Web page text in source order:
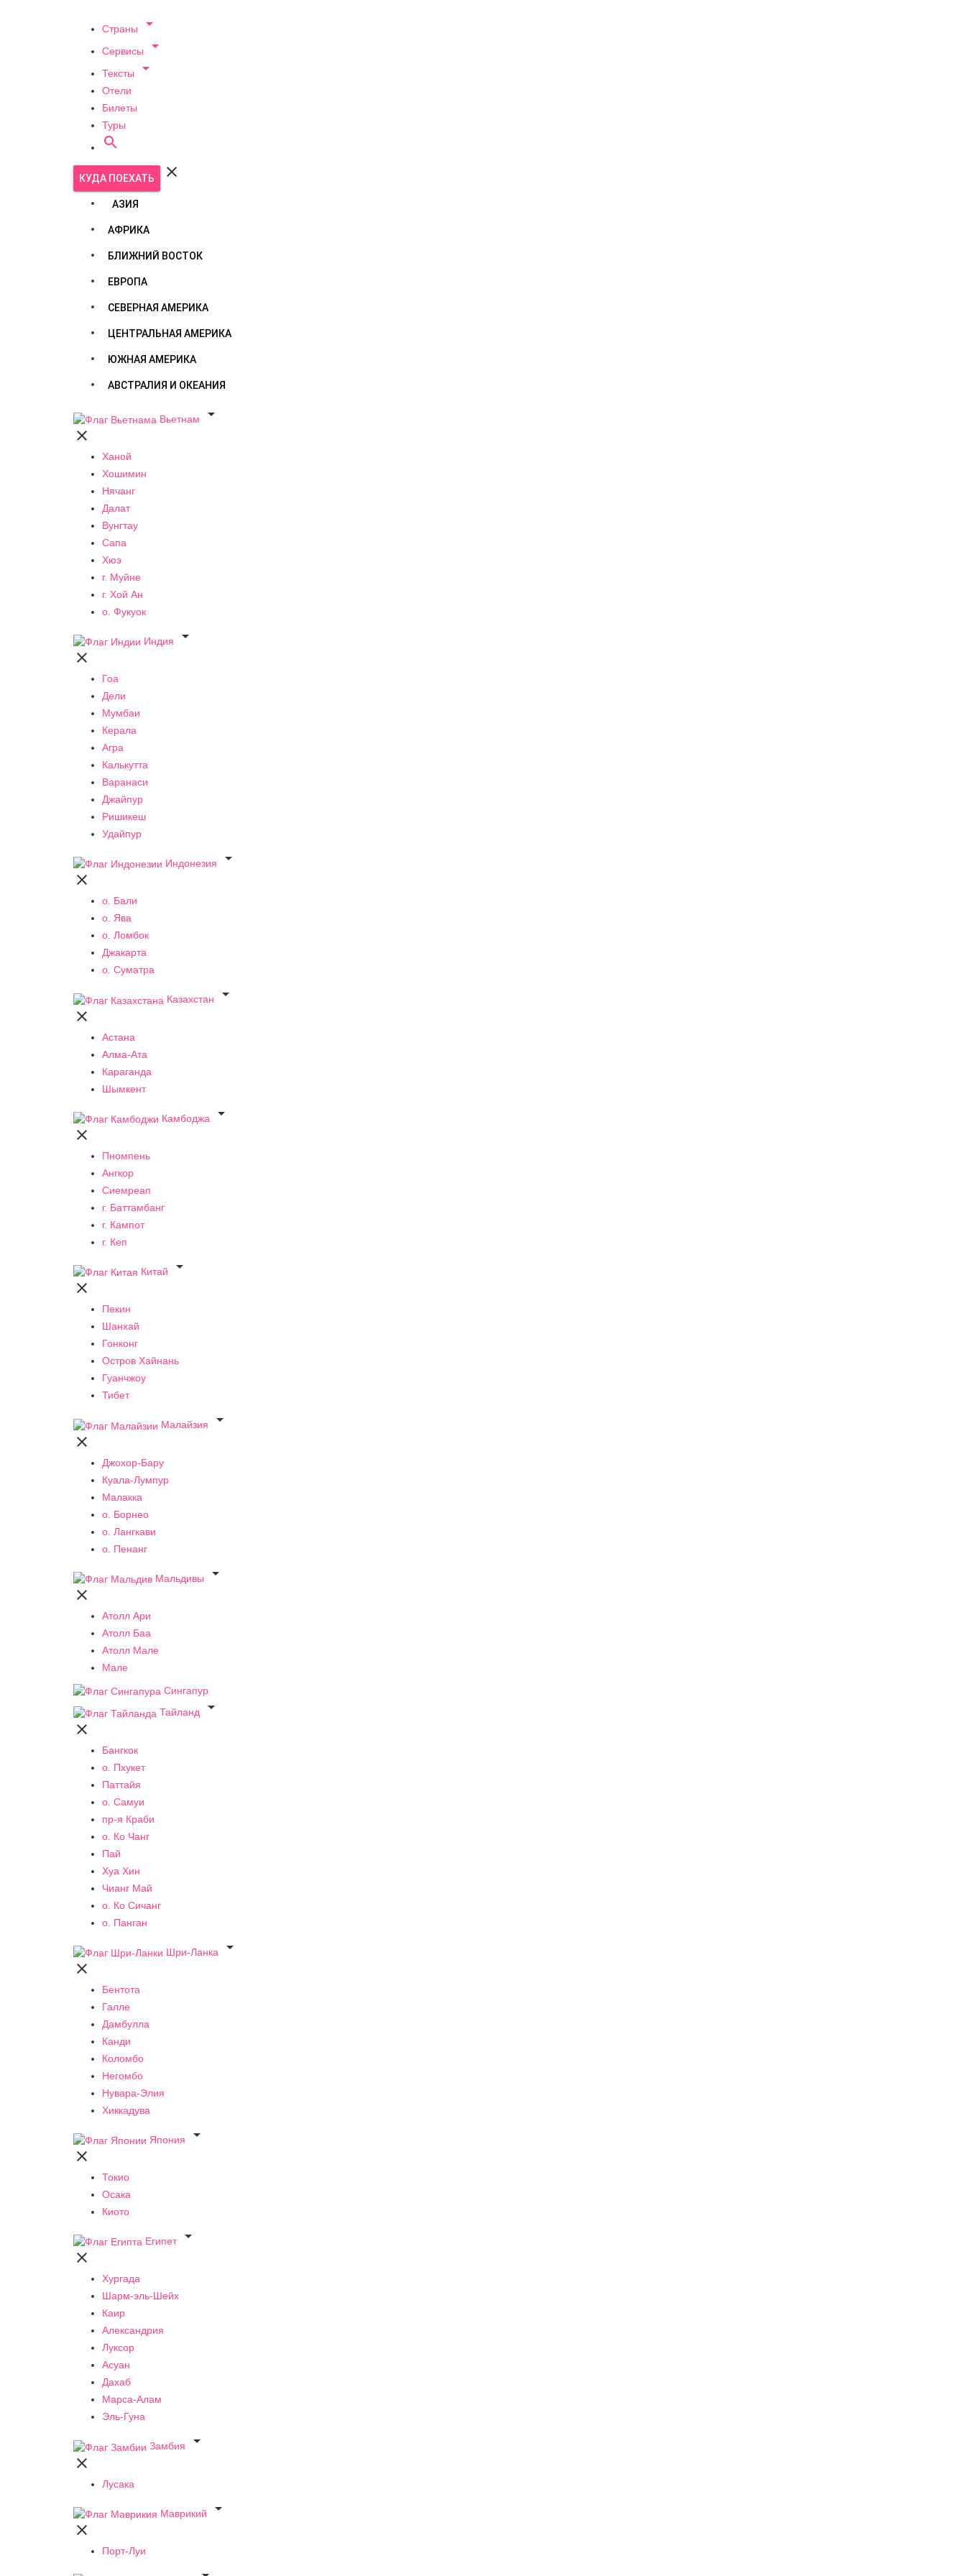
Страны 
Сервисы 
Тексты 
Отели
Билеты
Туры

КУДА ПОЕХАТЬ 
АЗИЯ
АФРИКА
БЛИЖНИЙ ВОСТОК
ЕВРОПА
СЕВЕРНАЯ АМЕРИКА
ЦЕНТРАЛЬНАЯ АМЕРИКА
ЮЖНАЯ АМЕРИКА
АВСТРАЛИЯ И ОКЕАНИЯ
Вьетнам


Ханой
Хошимин
Нячанг
Далат
Вунгтау
Сапа
Хюэ
г. Муйне
г. Хой Ан
о. Фукуок
Индия


Гоа
Дели
Мумбаи
Керала
Агра
Калькутта
Варанаси
Джайпур
Ришикеш
Удайпур
Индонезия


о. Бали
о. Ява
о. Ломбок
Джакарта
о. Суматра
Казахстан


Астана
Алма-Ата
Караганда
Шымкент
Камбоджа


Пномпень
Ангкор
Сиемреап
г. Баттамбанг
г. Кампот
г. Кеп
Китай


Пекин
Шанхай
Гонконг
Остров Хайнань
Гуанчжоу
Тибет
Малайзия


Джохор-Бару
Куала-Лумпур
Малакка
о. Борнео
о. Лангкави
о. Пенанг
Мальдивы


Атолл Ари
Атолл Баа
Атолл Мале
Мале
Сингапур
Тайланд


Бангкок
о. Пхукет
Паттайя
о. Самуи
пр-я Краби
о. Ко Чанг
Пай
Хуа Хин
Чианг Май
о. Ко Сичанг
о. Панган
Шри-Ланка


Бентота
Галле
Дамбулла
Канди
Коломбо
Негомбо
Нувара-Элия
Хиккадува
Япония


Токио
Осака
Киото
Египет


Хургада
Шарм-эль-Шейх
Каир
Александрия
Луксор
Асуан
Дахаб
Марса-Алам
Эль-Гуна
Замбия


Лусака
Маврикий


Порт-Луи